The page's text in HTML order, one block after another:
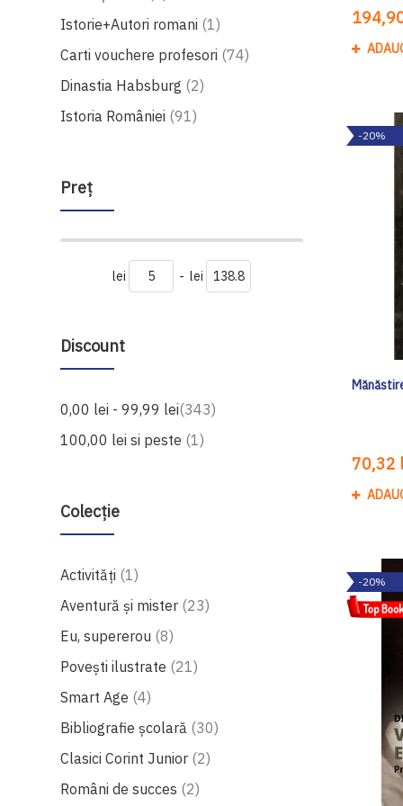
Istorie+Autori romani 1produs
Carti vouchere profesori 74produse
Dinastia Habsburg 2produse
Istoria României 91produse
Preţ
lei - lei
Discount
0,00 lei -99,99 lei 343produse
100,00 lei si peste 1produs
Colecție
Activități 1produs
Aventură și mister 23produse
Eu, supererou 8produse
Povești ilustrate 21produse
Smart Age 4produse
Bibliografie școlară 30produse
Clasici Corint Junior 2produse
Români de succes 2produse
-20%
70,32
-20%